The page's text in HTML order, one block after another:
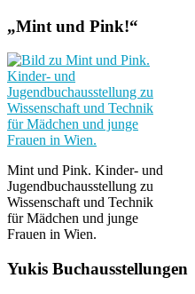
„Mint und Pink!“
Mint und Pink. Kinder- und
Jugendbuchausstellung zu
Wissenschaft und Technik
für Mädchen und junge
Frauen in Wien.
Yukis Buchausstellungen